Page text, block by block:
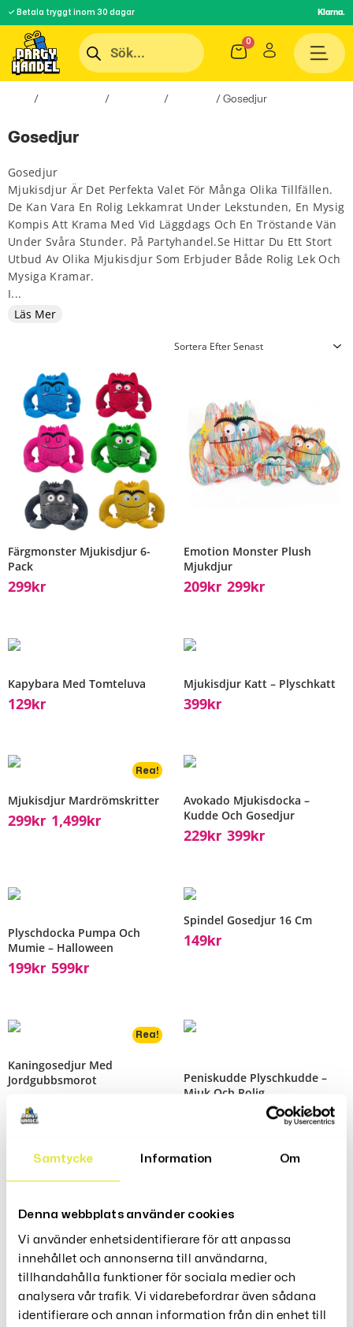
Samtycke Information Om
Denna webbplats använder cookies
Vi använder enhetsidentifierare för att anpassa
innehållet och annonserna till användarna,
tillhandahålla funktioner för sociala medier och
analysera vår trafik. Vi vidarebefordrar även sådana
identifierare och annan information från din enhet till
✓ Betala tryggt inom 30 dagar Klarna.
/ / / / Gosedjur
Gosedjur
Gosedjur
Mjukisdjur Är Det Perfekta Valet För Många Olika Tillfällen.
De Kan Vara En Rolig Lekkamrat Under Lekstunden, En Mysig
Kompis Att Krama Med Vid Läggdags Och En Tröstande Vän
Under Svåra Stunder. På Partyhandel.se Hittar Du Ett Stort
Utbud Av Olika Mjukisdjur Som Erbjuder Både Rolig Lek Och
Mysiga Kramar.
I...
Läs Mer
Färgmonster Mjukisdjur 6-
Pack
299Kr
Emotion Monster Plush
Mjukdjur
209Kr 299Kr
Kapybara Med Tomteluva
129Kr
Mjukisdjur Katt – Plyschkatt
399Kr
Rea!
Mjukisdjur Mardrömskritter
299Kr 1,499Kr
Avokado Mjukisdocka –
Kudde Och Gosedjur
229Kr 399Kr
Plyschdocka Pumpa Och
Mumie – Halloween
199Kr 599Kr
Spindel Gosedjur 16 Cm
149Kr
Rea!
Kaningosedjur Med
Jordgubbsmorot
Peniskudde Plyschkudde –
Mjuk Och Rolig
Mjuk Plyschkudde
349Kr
Plyschdjur
399Kr